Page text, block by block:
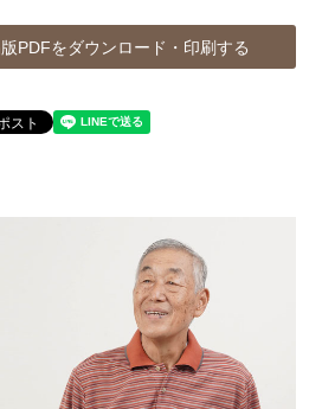
PDFをダウンロード・印刷する